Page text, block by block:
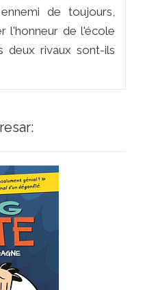
de toujours,
l'honneur de l'école
deux rivaux sont-ils